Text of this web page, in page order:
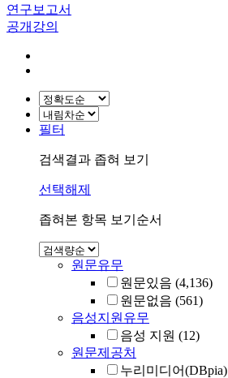
연구보고서
공개강의
필터
검색결과 좁혀 보기
선택해제
좁혀본 항목 보기순서
원문유무
원문있음 (4,136)
원문없음 (561)
음성지원유무
음성 지원 (12)
원문제공처
누리미디어(DBpia)